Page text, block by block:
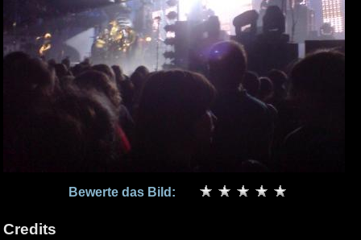
Bewerte das Bild:
Credits